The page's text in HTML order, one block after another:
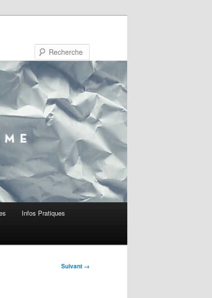
Infos Pratiques
Suivant →